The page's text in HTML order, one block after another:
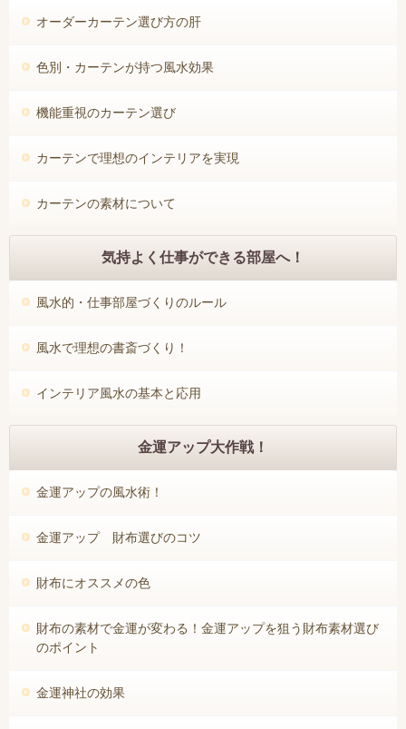
オーダーカーテン選び方の肝
色別・カーテンが持つ風水効果
機能重視のカーテン選び
カーテンで理想のインテリアを実現
カーテンの素材について
気持よく仕事ができる部屋へ！
風水的・仕事部屋づくりのルール
風水で理想の書斎づくり！
インテリア風水の基本と応用
金運アップ大作戦！
金運アップの風水術！
金運アップ 財布選びのコツ
財布にオススメの色
財布の素材で金運が変わる！金運アップを狙う財布素材選び
のポイント
金運神社の効果